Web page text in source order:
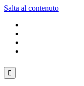
Salta al contenuto